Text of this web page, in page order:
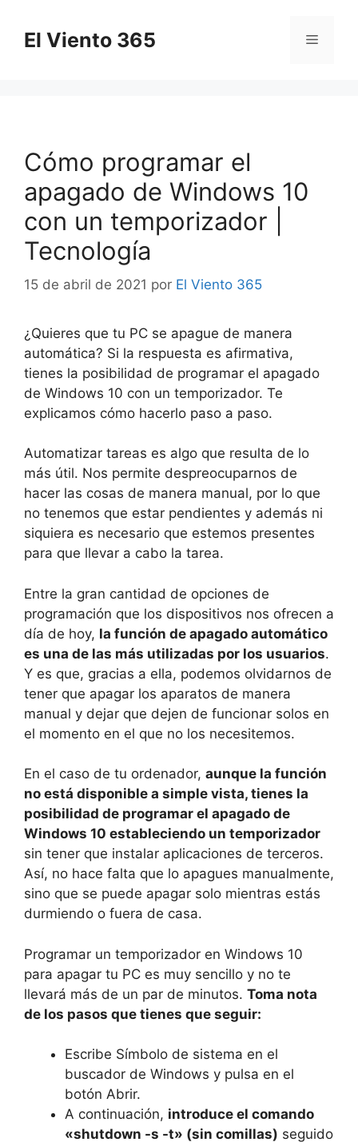
contenido
El Viento 365 Menú
Cómo programar el
apagado de Windows 10
con un temporizador |
Tecnología
15 de abril de 2021 por El Viento 365
¿Quieres que tu PC se apague de manera
automática? Si la respuesta es afirmativa,
tienes la posibilidad de programar el apagado
de Windows 10 con un temporizador. Te
explicamos cómo hacerlo paso a paso.
Automatizar tareas es algo que resulta de lo
más útil. Nos permite despreocuparnos de
hacer las cosas de manera manual, por lo que
no tenemos que estar pendientes y además ni
siquiera es necesario que estemos presentes
para que llevar a cabo la tarea.
Entre la gran cantidad de opciones de
programación que los dispositivos nos ofrecen a
día de hoy, la función de apagado automático
es una de las más utilizadas por los usuarios.
Y es que, gracias a ella, podemos olvidarnos de
tener que apagar los aparatos de manera
manual y dejar que dejen de funcionar solos en
el momento en el que no los necesitemos.
En el caso de tu ordenador, aunque la función
no está disponible a simple vista, tienes la
posibilidad de programar el apagado de
Windows 10 estableciendo un temporizador
sin tener que instalar aplicaciones de terceros.
Así, no hace falta que lo apagues manualmente,
sino que se puede apagar solo mientras estás
durmiendo o fuera de casa.
Programar un temporizador en Windows 10
para apagar tu PC es muy sencillo y no te
llevará más de un par de minutos. Toma nota
de los pasos que tienes que seguir:
Escribe Símbolo de sistema en el
buscador de Windows y pulsa en el
botón Abrir.
A continuación, introduce el comando
«shutdown -s -t» (sin comillas) seguido